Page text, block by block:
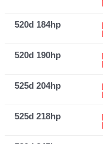
520d 184hp
520d 190hp
525d 204hp
525d 218hp